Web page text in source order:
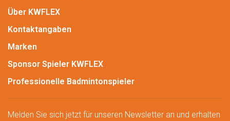
Über KWFLEX
Kontaktangaben
Marken
Sponsor Spieler KWFLEX
Professionelle Badmintonspieler
Melden Sie sich jetzt für unseren Newsletter an und erhalten